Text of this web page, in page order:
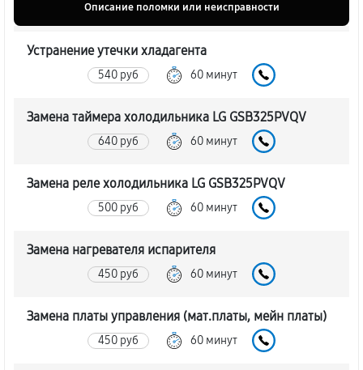
Описание поломки или неисправности
Устранение утечки хладагента
540 руб 60 минут
Замена таймера холодильника LG GSB325PVQV
640 руб 60 минут
Замена реле холодильника LG GSB325PVQV
500 руб 60 минут
Замена нагревателя испарителя
450 руб 60 минут
Замена платы управления (мат.платы, мейн платы)
450 руб 60 минут